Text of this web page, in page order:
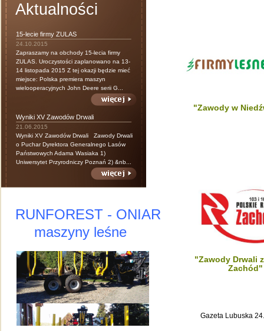
Aktualności
15-lecie firmy ZULAS
24.10.2015
Zapraszamy na obchody 15-lecia firmy
ZULAS. Uroczystości zaplanowano na 13-
14 listopada 2015 Z tej okazji będzie mieć
miejsce: Polska premiera maszyn
wielooperacyjnych John Deere serii G...
Wyniki XV Zawodów Drwali
21.06.2015
Wyniki XV Zawodów Drwali Zawody Drwali
o Puchar Dyrektora Generalnego Lasów
Państwowych Adama Wasiaka 1)
Uniwersytet Przyrodniczy Poznań 2) &nb...
RUNFOREST - ONIAR
maszyny leśne
"Zawody w
"Zawody Drwali
Zachód"
Gazeta Lubuska